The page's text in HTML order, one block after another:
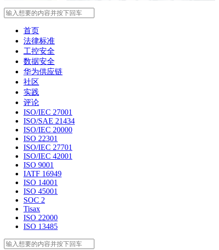
首页
法律标准
工控安全
数据安全
华为供应链
社区
实践
评论
ISO/IEC 27001
ISO/SAE 21434
ISO/IEC 20000
ISO 22301
ISO/IEC 27701
ISO/IEC 42001
ISO 9001
IATF 16949
ISO 14001
ISO 45001
SOC 2
Tisax
ISO 22000
ISO 13485